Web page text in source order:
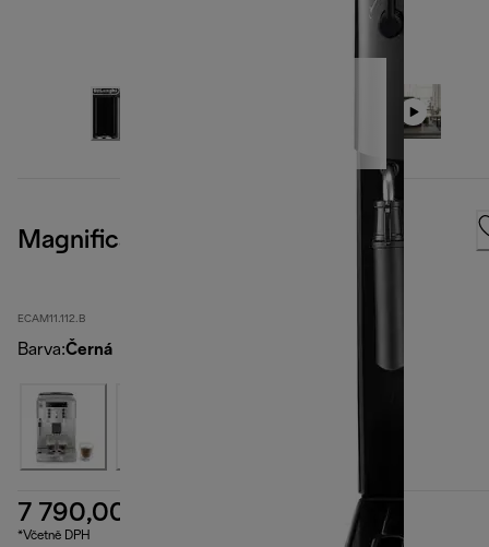
Magnifica S
ECAM11.112.B
Barva:Černá
7 790,00 Kč
*Včetně DPH